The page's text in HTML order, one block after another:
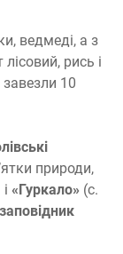
ведмеді, а з
рись і
завезли 10
природи,
«Гуркало» (с.